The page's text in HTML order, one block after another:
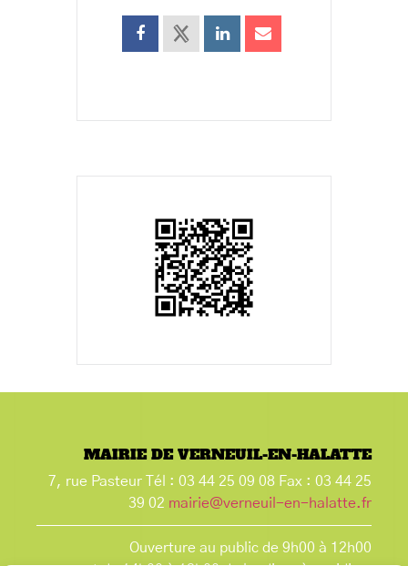
MAIRIE DE VERNEUIL-EN-HALATTE
7, rue Pasteur Tél : 03 44 25 09 08 Fax : 03 44 25
39 02 mairie@verneuil-en-halatte.fr
Ouverture au public de 9h00 à 12h00